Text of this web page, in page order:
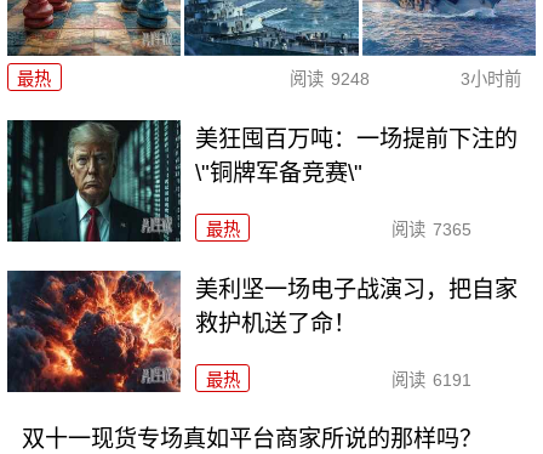
最热 阅读 9248 3小时前
美狂囤百万吨：一场提前下注的
\"铜牌军备竞赛\"
最热 阅读 7365
美利坚一场电子战演习，把自家
救护机送了命！
最热 阅读 6191
双十一现货专场真如平台商家所说的那样吗？